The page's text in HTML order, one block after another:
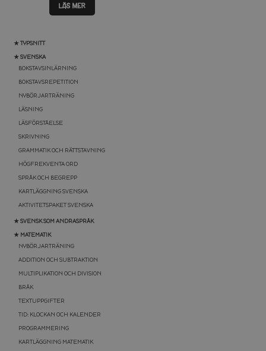
★ TYPSNITT
★ SVENSKA
BOKSTAVSINLÄRNING
BOKSTAVSREPETITION
NYBÖRJARTRÄNING
LÄSNING
LÄSFÖRSTÅELSE
SKRIVNING
GRAMMATIK OCH RÄTTSTAVNING
HÖGFREKVENTA ORD
SPRÅK OCH BEGREPP
KARTLÄGGNING SVENSKA
AKTIVITETSPAKET SVENSKA
★ SVENSK SOM ANDRASPRÅK
★ MATEMATIK
NYBÖRJARTRÄNING
ADDITION OCH SUBTRAKTION
MULTIPLIKATION OCH DIVISION
BRÅK
TEXTUPPGIFTER
TID: KLOCKAN OCH KALENDER
PROGRAMMERING
KARTLÄGGNING MATEMATIK
LÄS MER